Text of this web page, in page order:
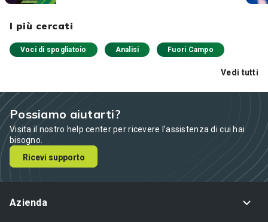
I più cercati
Voci di spogliatoio Analisi Fuori Campo
Vedi tutti
Possiamo aiutarti?
Visita il nostro help center per ricevere l’assistenza di cui hai
bisogno.
Ricevi supporto
Azienda